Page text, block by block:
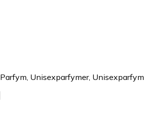
Parfym Unisexparfymer, Unisexparfym